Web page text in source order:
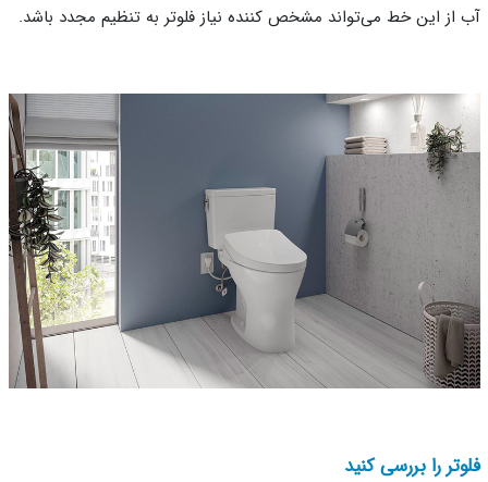
این خط می‌تواند مشخص کننده نیاز فلوتر به تنظیم مجدد باشد.
را بررسی کنید